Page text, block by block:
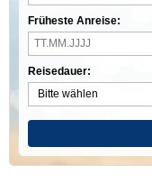
Früheste Anreise:
Reisedauer: